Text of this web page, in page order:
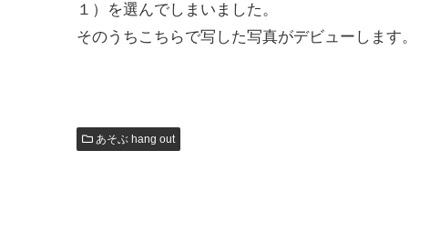
１）を選んでしまいました。
そのうちこちらで写した写真がデビューします。
あそぶ hang out